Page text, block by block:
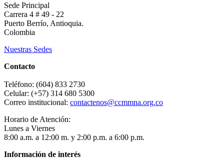
Sede Principal
Carrera 4 # 49 - 22
Puerto Berrío, Antioquia.
Colombia
Nuestras Sedes
Contacto
Teléfono: (604) 833 2730
Celular: (+57) 314 680 5300
Correo institucional: contactenos@ccmmna.org.co
Horario de Atención:
Lunes a Viernes
8:00 a.m. a 12:00 m. y 2:00 p.m. a 6:00 p.m.
Información de interés